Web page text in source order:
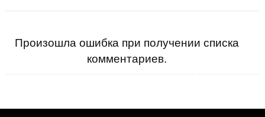
Произошла ошибка при получении списка
комментариев.